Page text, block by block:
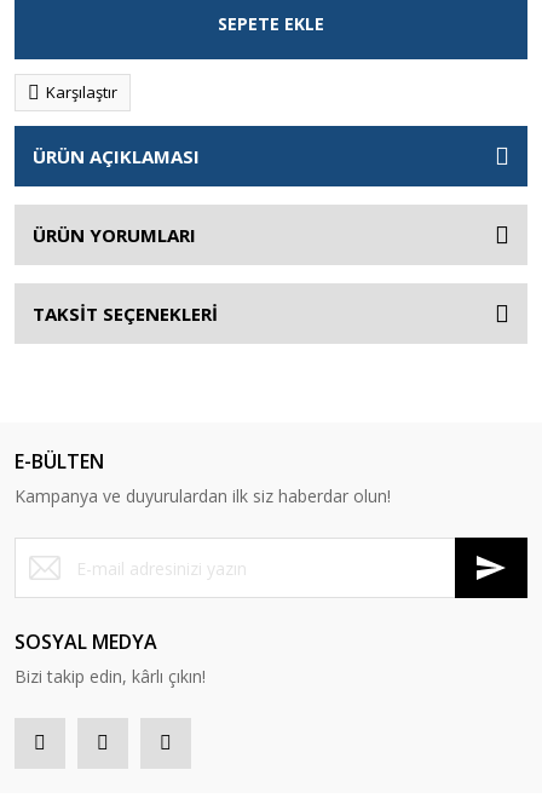
SEPETE EKLE
Karşılaştır
ÜRÜN AÇIKLAMASI
ÜRÜN YORUMLARI
TAKSİT SEÇENEKLERİ
E-BÜLTEN
Kampanya ve duyurulardan ilk siz haberdar olun!
SOSYAL MEDYA
Bizi takip edin, kârlı çıkın!